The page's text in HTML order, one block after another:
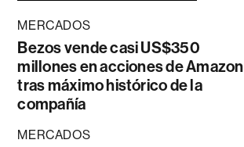
MERCADOS
Bezos vende casi US$350
millones en acciones de Amazon
tras máximo histórico de la
compañía
MERCADOS